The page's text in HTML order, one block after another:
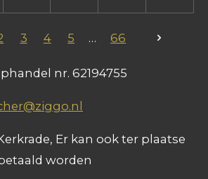
3 4 5 66
nr. 62194755
Er kan ook ter plaatse
worden